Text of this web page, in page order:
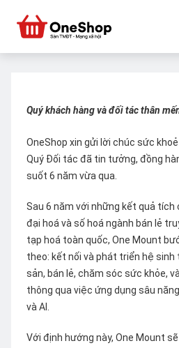
Quý khách hàng và đối tác thân
OneShop xin gửi lời chúc sức
Quý Đối tác đã tin tưởng, đồng
suốt 6 năm vừa qua.
Sau 6 năm với những kết quả
đại hoá và số hoá ngành bán lẻ
tạp hoá toàn quốc, One Mount
theo: kết nối và phát triển hệ
sản, bán lẻ, chăm sóc sức khỏe,
thông qua việc ứng dụng sâu
và AI.
Với định hướng này, One Mount